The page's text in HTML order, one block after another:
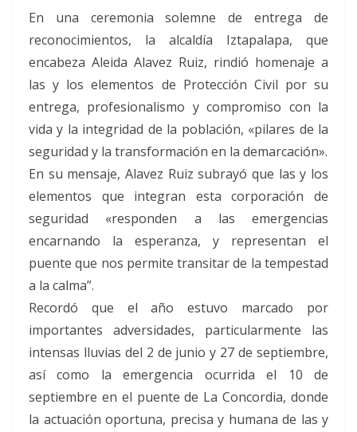
En una ceremonia solemne de entrega de
reconocimientos, la alcaldía Iztapalapa, que
encabeza Aleida Alavez Ruiz, rindió homenaje a
las y los elementos de Protección Civil por su
entrega, profesionalismo y compromiso con la
vida y la integridad de la población, «pilares de la
seguridad y la transformación en la demarcación».
En su mensaje, Alavez Ruiz subrayó que las y los
elementos que integran esta corporación de
seguridad «responden a las emergencias
encarnando la esperanza, y representan el
puente que nos permite transitar de la tempestad
a la calma”.
Recordó que el año estuvo marcado por
importantes adversidades, particularmente las
intensas lluvias del 2 de junio y 27 de septiembre,
así como la emergencia ocurrida el 10 de
septiembre en el puente de La Concordia, donde
la actuación oportuna, precisa y humana de las y